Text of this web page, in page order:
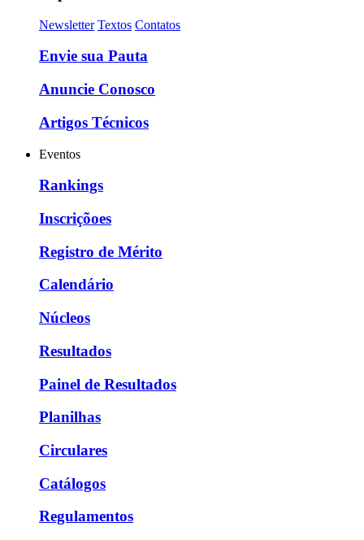
Newsletter Textos Contatos
Envie sua Pauta
Anuncie Conosco
Artigos Técnicos
Eventos
Rankings
Inscriçõoes
Registro de Mérito
Calendário
Núcleos
Resultados
Painel de Resultados
Planilhas
Circulares
Catálogos
Regulamentos